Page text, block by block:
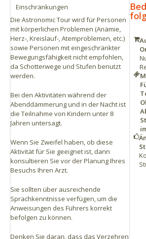
Einschränkungen
Die Astronomic Tour wird für Personen
mit körperlichen Problemen (Anämie,
Herz-, Kreislauf-, Atemproblemen, etc.)
sowie Personen mit eingeschränkter
Bewegungsfähigkeit nicht empfohlen,
da Schotterwege und Stufen benutzt
werden.
Bei den Aktivitäten während der
Abenddämmerung und in der Nacht ist
die Teilnahme von Kindern unter 8
Jahren untersagt.
Wenn Sie Zweifel haben, ob diese
Aktivität für Sie geeignet ist, dann
konsultieren Sie vor der Planung Ihres
Besuchs Ihren Arzt.
Sie sollten über ausreichende
Sprachkenntnisse verfügen, um die
Anweisungen des Führers korrekt
befolgen zu können.
Denken Sie daran, dass das Verzehren